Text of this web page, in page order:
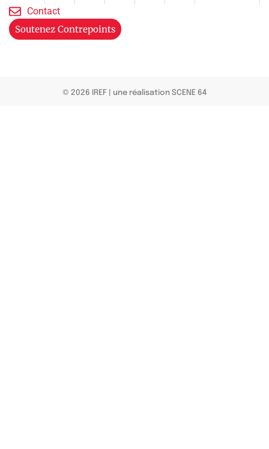
Contact
Soutenez Contrepoints
© 2026 IREF une réalisation SCENE 64